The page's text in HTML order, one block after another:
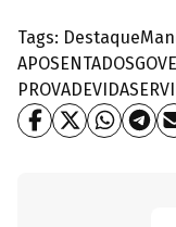
Tags: Destaque
APOSENTADOS
PROVADEVIDA